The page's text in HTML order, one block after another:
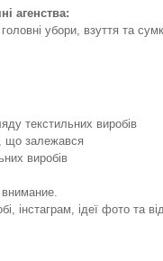
агенства:
убори, взуття та
текстильних виробів
що залежався
виробів
інстаграм, ідеї фото та